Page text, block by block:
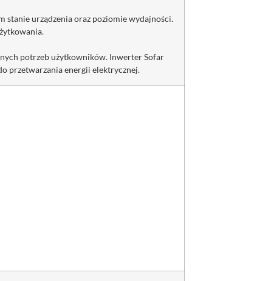
stanie urządzenia oraz poziomie wydajności.
potrzeb użytkowników. Inwerter Sofar
przetwarzania energii elektrycznej.